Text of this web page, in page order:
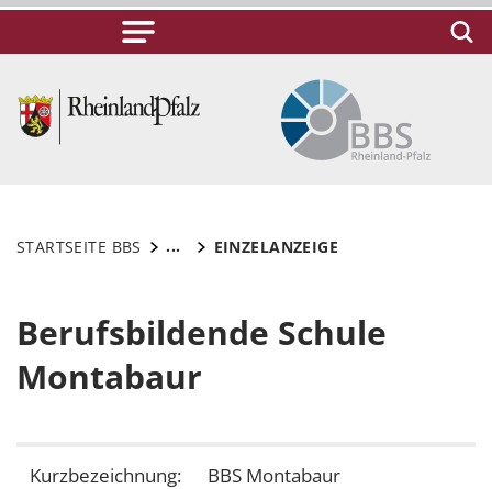
STARTSEITE BBS ... EINZELANZEIGE
Berufsbildende Schule
Montabaur
Kurzbezeichnung: BBS Montabaur